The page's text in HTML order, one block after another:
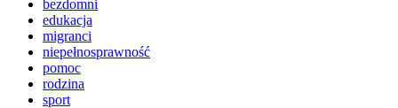
bezdomni
edukacja
migranci
niepełnosprawność
pomoc
rodzina
sport